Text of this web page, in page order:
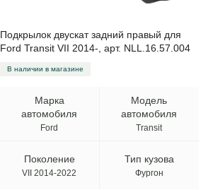
Подкрылок двускат задний правый для
Ford Transit VII 2014-, арт. NLL.16.57.004
В наличии в магазине
Марка
автомобиля
Ford
Модель
автомобиля
Transit
Поколение
VII 2014-2022
Тип кузова
Фургон